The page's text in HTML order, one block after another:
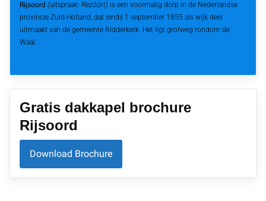
Rijsoord (uitspraak: Rezóórt) is een voormalig dorp in de Nederlandse
provincie Zuid-Holland, dat sinds 1 september 1855 als wijk deel
uitmaakt van de gemeente Ridderkerk. Het ligt grofweg rondom de
Waal.
Gratis dakkapel brochure
Rijsoord
Download Brochure